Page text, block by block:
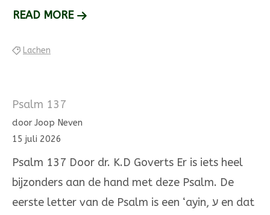
READ MORE WIE
Lachen
Psalm 137
door Joop Neven
15 juli 2026
Psalm 137 Door dr. K.D Goverts Er is iets heel
bijzonders aan de hand met deze Psalm. De
eerste letter van de Psalm is een ‘ayin, ע en dat